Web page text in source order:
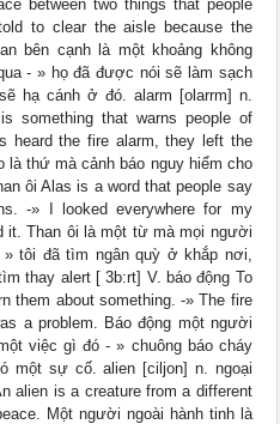
between two things that people
to clear the aisle because the
bên cạnh là một khoảng không
- » họ đã được nói sẽ làm sạch
hạ cánh ở đó. alarm [olarrm] n.
something that warns people of
heard the fire alarm, they left the
là thứ mà cảnh báo nguy hiểm cho
ôi Alas is a word that people say
-» I looked everywhere for my
it. Than ôi là một từ mà mọi người
tôi đã tìm ngân quỳ ở khắp nơi,
thay alert [ 3b:rt] V. báo động To
them about something. -» The fire
a problem. Báo động một người
việc gì đó - » chuông báo cháy
một sự cố. alien [ciljon] n. ngoại
alien is a creature from a different
Một người ngoài hành tinh là